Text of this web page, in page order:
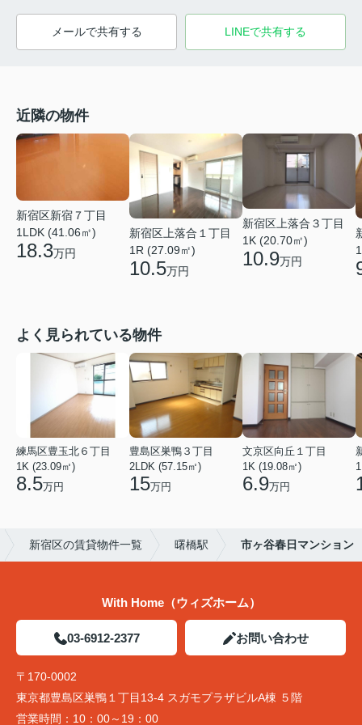
メールで共有する LINEで共有する
近隣の物件
新宿区新宿７丁目
1LDK (41.06㎡)
18.3万円
新宿区上落合１丁目
1R (27.09㎡)
10.5万円
新宿区上落合３丁目
1K (20.70㎡)
10.9万円
よく見られている物件
練馬区豊玉北６丁目
1K (23.09㎡)
8.5万円
豊島区巣鴨３丁目
2LDK (57.15㎡)
15万円
文京区向丘１丁目
1K (19.08㎡)
6.9万円
新宿区の賃貸物件一覧 曙橋駅 市ヶ谷春日マンション
With Home（ウィズホーム）
03-6912-2377 お問い合わせ
〒170-0002
東京都豊島区巣鴨１丁目13-4 スガモプラザビルA棟 ５階
営業時間： 10：00～19：00